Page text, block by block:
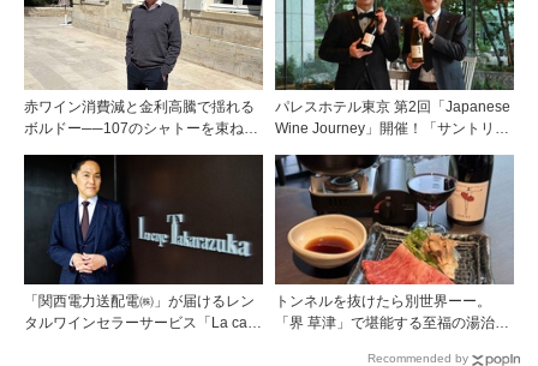
赤ワイン消費減と金利高騰で揺れる
ボルドー──107のシャトーを束ねる
革
パレスホテル東京 第2回「Japanese
Wine Journey」開催！「サントリー
インメーカー 篠田 健太郎氏が来場
「関西電力送配電㈱」が届けるレン
タルワインセラーサービス「La cave
トンネルを抜けたら別世界ーー。
「界 草津」で堪能する至福の湯治と
Recommended by